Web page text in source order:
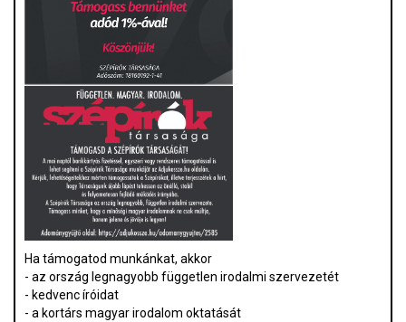
Ha támogatod munkánkat, akkor
- az ország legnagyobb független irodalmi szervezetét
- kedvenc íróidat
- a kortárs magyar irodalom oktatását